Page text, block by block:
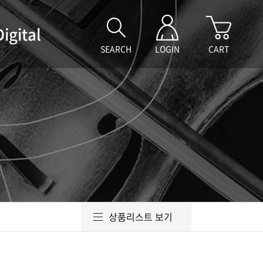
SEARCH LOGIN CART
상품리스트 보기